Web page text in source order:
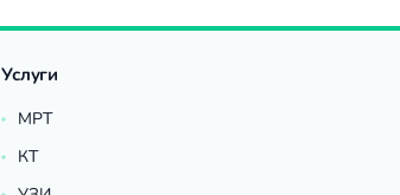
Услуги
МРТ
КТ